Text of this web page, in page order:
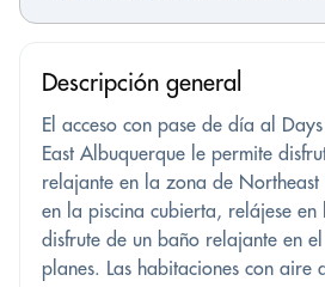
Descripción general
El acceso con pase de día al
East Albuquerque le permite
relajante en la zona de Northeast
en la piscina cubierta, relájese en
disfrute de un baño relajante en
planes. Las habitaciones con aire